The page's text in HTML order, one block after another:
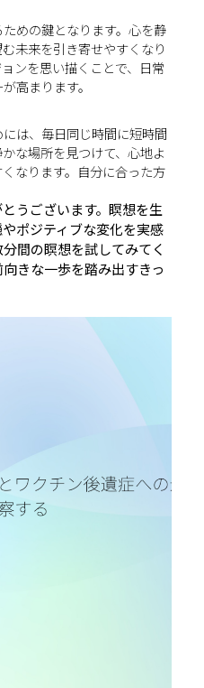
めの鍵となります。心を静
未来を引き寄せやすくなり
ンを思い描くことで、日常
高まります。
は、毎日同じ時間に短時間
な場所を見つけて、心地よ
なります。自分に合った方
うございます。瞑想を生
ポジティブな変化を実感
間の瞑想を試してみてく
きな一歩を踏み出すきっ